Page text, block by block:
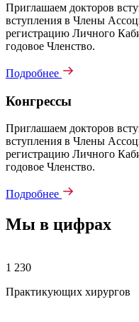
Приглашаем докторов
вступления в Члены
регистрацию Личного
годовое Членство.
Подробнее
Конгрессы
Приглашаем докторов
вступления в Члены
регистрацию Личного
годовое Членство.
Подробнее
Мы в цифрах
1 230
Практикующих хирургов